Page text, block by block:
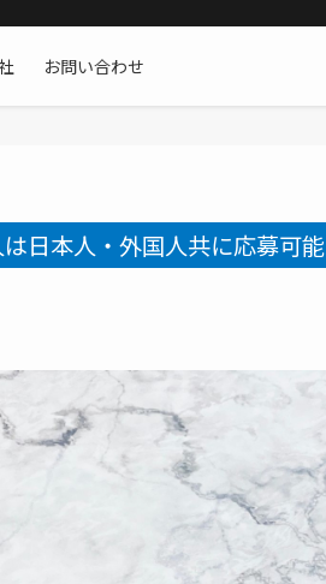
お問い合わせ
日本人・外国人共に応募可能